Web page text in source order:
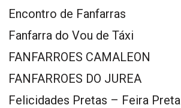
Encontro de Fanfarras
Fanfarra do Vou de Táxi
FANFARROES CAMALEON
FANFARROES DO JUREA
Felicidades Pretas – Feira Preta